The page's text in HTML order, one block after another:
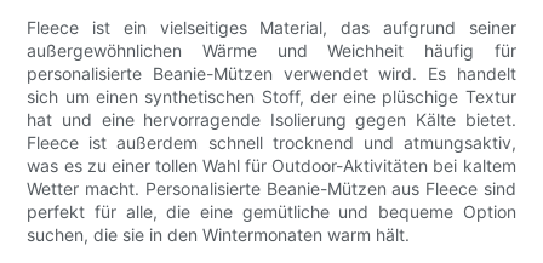
Fleece ist ein vielseitiges Material, das aufgrund seiner
außergewöhnlichen Wärme und Weichheit häufig für
personalisierte Beanie-Mützen verwendet wird. Es handelt
sich um einen synthetischen Stoff, der eine plüschige Textur
hat und eine hervorragende Isolierung gegen Kälte bietet.
Fleece ist außerdem schnell trocknend und atmungsaktiv,
was es zu einer tollen Wahl für Outdoor-Aktivitäten bei kaltem
Wetter macht. Personalisierte Beanie-Mützen aus Fleece sind
perfekt für alle, die eine gemütliche und bequeme Option
suchen, die sie in den Wintermonaten warm hält.